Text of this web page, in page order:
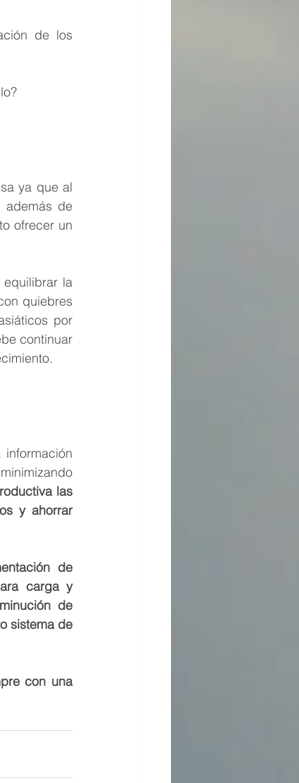
de los
ya que al
además de
ofrecer un
la
quiebres
por
continuar
las
y ahorrar
de
carga y
de
sistema de
con una